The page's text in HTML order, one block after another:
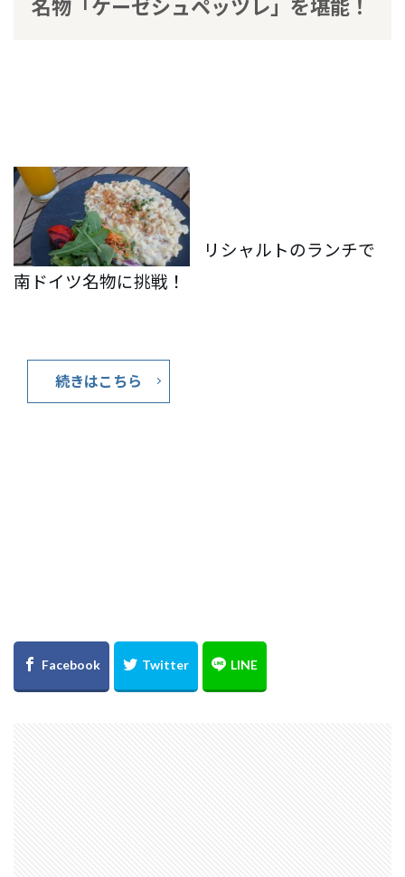
名物「ケーゼシュペッツレ」を堪能！
リシャルトのランチで
南ドイツ名物に挑戦！
続きはこちら